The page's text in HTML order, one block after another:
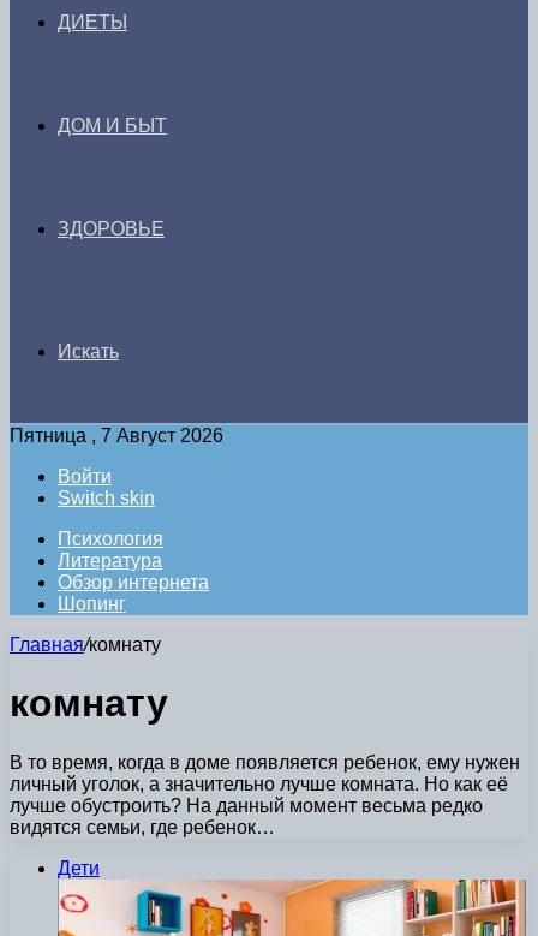
ДИЕТЫ
ДОМ И БЫТ
ЗДОРОВЬЕ
Искать
Пятница , 7 Август 2026
Войти
Switch skin
Психология
Литература
Обзор интернета
Шопинг
Главная/комнату
комнату
В то время, когда в доме появляется ребенок, ему нужен
личный уголок, а значительно лучше комната. Но как её
лучше обустроить? На данный момент весьма редко
видятся семьи, где ребенок…
Дети